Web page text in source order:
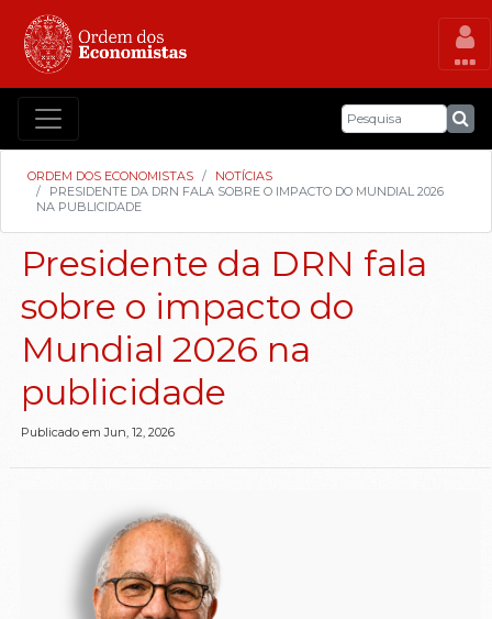
ORDEM DOS ECONOMISTAS
NOTÍCIAS
PRESIDENTE DA DRN FALA SOBRE O IMPACTO DO MUNDIAL 2026
NA PUBLICIDADE
Presidente da DRN fala
sobre o impacto do
Mundial 2026 na
publicidade
Publicado em Jun, 12, 2026